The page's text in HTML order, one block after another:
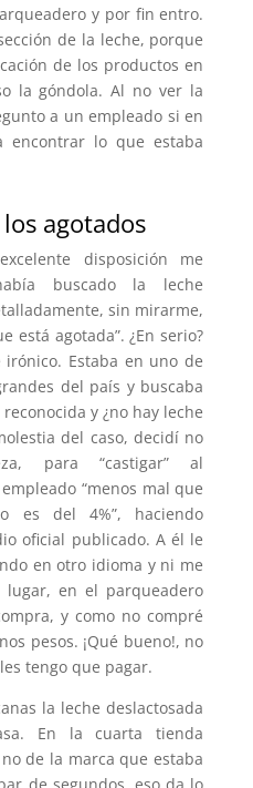
y por fin entro.
de la leche, porque
de los productos en
la góndola. Al no ver la
a un empleado si en
encontrar lo que estaba
agotados
disposición me
buscado la leche
sin mirarme,
está agotada”. ¿En serio?
Estaba en uno de
del país y buscaba
y ¿no hay leche
del caso, decidí no
para “castigar” al
“menos mal que
es del 4%”, haciendo
oficial publicado. A él le
en otro idioma y ni me
lugar, en el parqueadero
y como no compré
pesos. ¡Qué bueno!, no
tengo que pagar.
la leche deslactosada
En la cuarta tienda
de la marca que estaba